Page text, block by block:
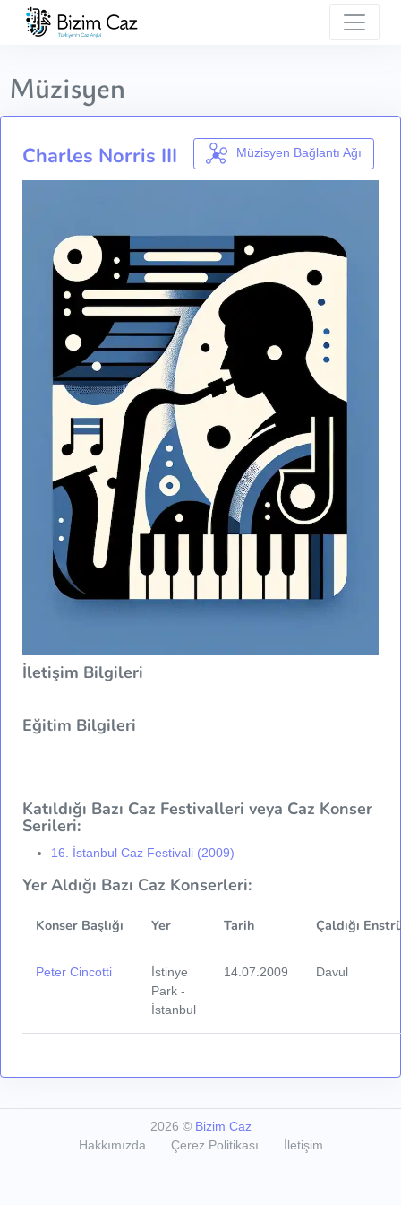
Müzisyen
Charles Norris III Müzisyen Bağlantı Ağı
İletişim Bilgileri
Eğitim Bilgileri
Katıldığı Bazı Caz Festivalleri veya Caz Konser
Serileri:
16. İstanbul Caz Festivali (2009)
Yer Aldığı Bazı Caz Konserleri:
Konser Başlığı Yer Tarih Çaldığı
Peter Cincotti
İstinye
Park -
İstanbul
14.07.2009 Davul
2026 © Bizim Caz
Hakkımızda
Çerez Politikası İletişim